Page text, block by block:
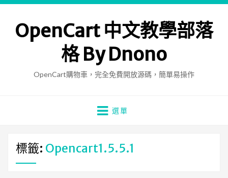
OpenCart 中文教學部落
格 By Dnono
OpenCart購物車，完全免費開放源碼，簡單易操作
選單
標籤: Opencart1.5.5.1